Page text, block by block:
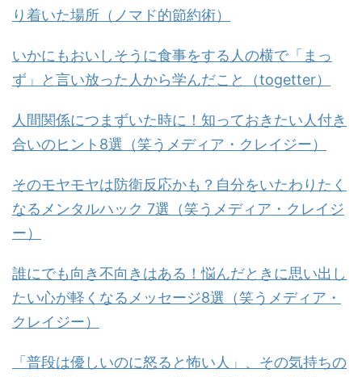
り着いた場所（ノマド的節約術）
いかにもおいしそうに食事をする人の横で「まっ
ず」と言い放った人から学んだこと（togetter）
人間関係につまずいた時に！知っておきたい人付き
合いのヒント8選（笑うメディア・クレイジー）
そのモヤモヤは防衛反応かも？自分をいたわりたく
なるメンタルハック 7選（笑うメディア・クレイジ
ー）
誰にでも向き不向きはある！悩んだときに思い出し
たい心が軽くなるメッセージ8選（笑うメディア・
クレイジー）
「普段は優しいのに怒ると怖い人」、その気持ちの